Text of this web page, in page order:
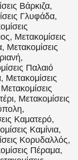
Βάρκιζα,
Γλυφάδα,
Μετακομίσεις
Μετακομίσεις
Παλαιό
Μετακομίσεις
Μετακομίσεις
Καματερό,
Καμίνια,
Κορυδαλλός,
Πέραμα,